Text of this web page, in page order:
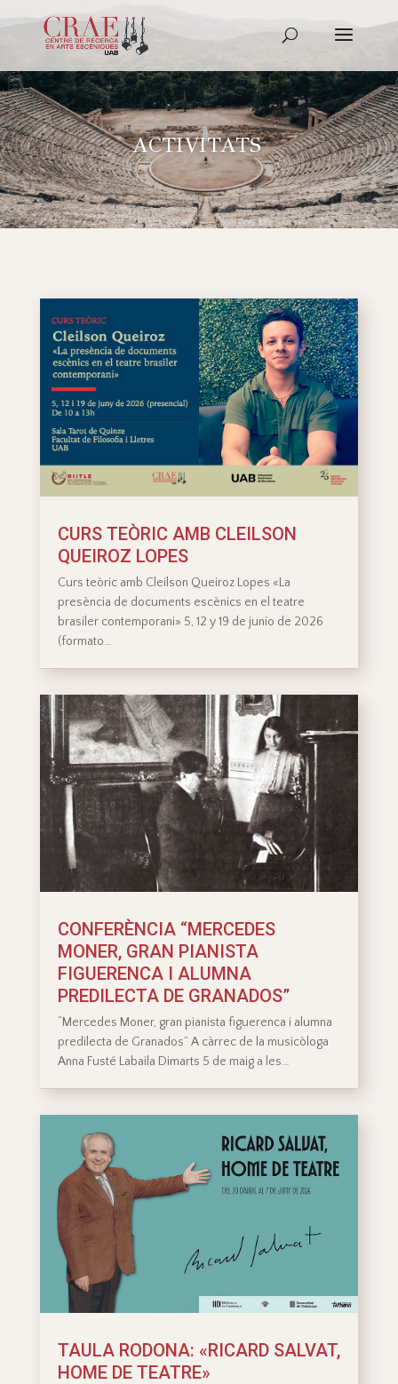
ACTIVITATS
CURS TEÒRIC AMB CLEILSON
QUEIROZ LOPES
Curs teòric amb Cleilson Queiroz Lopes «La
presència de documents escènics en el teatre
brasiler contemporani» 5, 12 y 19 de junio de 2026
(formato…
CONFERÈNCIA “MERCEDES
MONER, GRAN PIANISTA
FIGUERENCA I ALUMNA
PREDILECTA DE GRANADOS”
“Mercedes Moner, gran pianista figuerenca i alumna
predilecta de Granados” A càrrec de la musicòloga
Anna Fusté Labaila Dimarts 5 de maig a les…
TAULA RODONA: «RICARD SALVAT,
HOME DE TEATRE»